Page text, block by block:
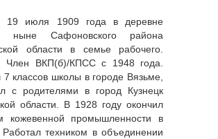
19 июля 1909 года в деревне
ныне Сафоновского района
области в семье рабочего.
Член ВКП(б)/КПСС с 1948 года.
7 классов школы в городе Вязьме,
с родителями в город Кузнецк
области. В 1928 году окончил
кожевенной промышленности в
техником в объединении